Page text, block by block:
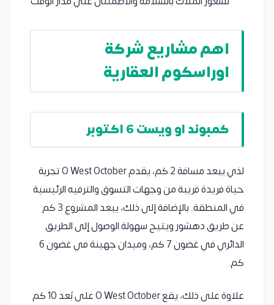
اهم مشاريع شركة
اوراسكوم العقارية
كمبوند او ويست 6 اكتوبر
لذي يبعد مسافة 2 كم، يقدم O West October تجربة
حياة فريدة قريبة من وجهات التسوق والترفيه الرئيسية
في المنطقة. بالإضافة إلى ذلك، يبعد المشروع 3 كم
عن طريق دهشور ويتيح سهولة الوصول إلى الطريق
الدائري في غضون 7 كم، وميدان جهينة في غضون 6
كم.
علاوة على ذلك، يقع O West October على بُعد 10 كم